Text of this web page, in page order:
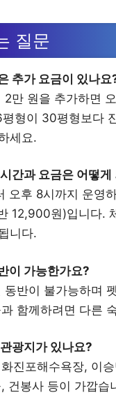
질문
추가 요금이 있나요
2만 원을 추가하면
형이 30평형보다
세요.
간과 요금은 어떻게
오후 8시까지 운영
12,900원)입니다.
니다.
이 가능한가요?
동반이 불가능하며
함께하려면 다른
광지가 있나요?
진포해수욕장, 이
건봉사 등이 가깝습